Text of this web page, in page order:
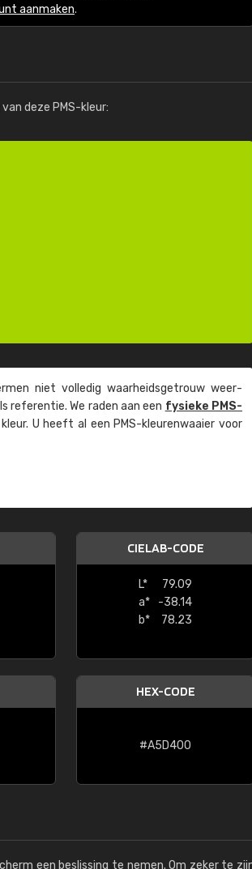
aanmaken.
deze PMS-kleur:
niet volledig waarheids­­getrouw weer­
referentie. We raden aan een fysieke PMS-
U heeft al een PMS-kleuren­waaier voor
CIELAB-CODE
L*
79.09
a*
-38.14
b*
78.23
HEX-CODE
#A5D400
een beslissing te nemen. Om zeker te
"Super snelle service en zeer betaalbaar!"